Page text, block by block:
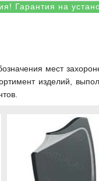
Гарантия на
мест
изделий,